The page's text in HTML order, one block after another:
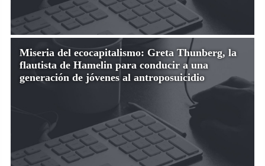
Miseria del ecocapitalismo: Greta Thunberg, la
flautista de Hamelin para conducir a una
generación de jóvenes al antroposuicidio